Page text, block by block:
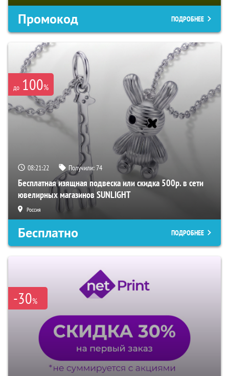
Промокод ПОДРОБНЕЕ
до 100%
08:21:21 Получили:74
Бесплатная изящная подвеска или скидка 500р. в сети
ювелирных магазинов SUNLIGHT
Россия
Бесплатно ПОДРОБНЕЕ
-30%